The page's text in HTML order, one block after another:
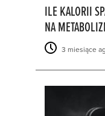
ILE KALORII
NA
3 miesiące